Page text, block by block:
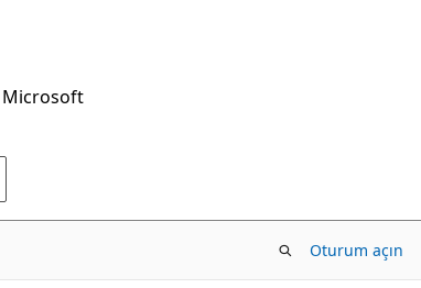
Microsoft
Oturum açın